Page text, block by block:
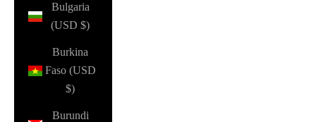
Bulgaria
(USD $)
Burkina
Faso (USD
$)
Burundi